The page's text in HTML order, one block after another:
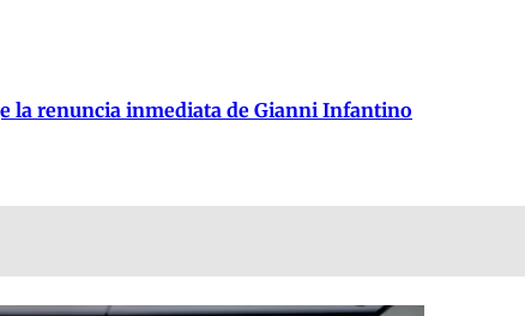
la renuncia inmediata de Gianni Infantino